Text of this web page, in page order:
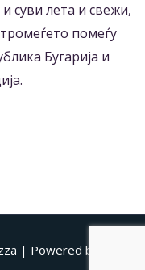
суви лета и свежи,
помеѓу
Бугарија и
| Powered by A.J.